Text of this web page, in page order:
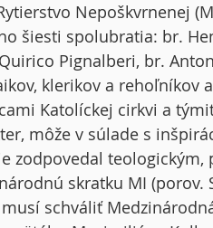
Nepoškvrnenej
šiesti spolubratia: br.
Quirico Pignalberi, br.
klerikov a rehoľníkov
Katolíckej cirkvi a
môže v súlade s
zodpovedal
skratku MI (porov.
schváliť